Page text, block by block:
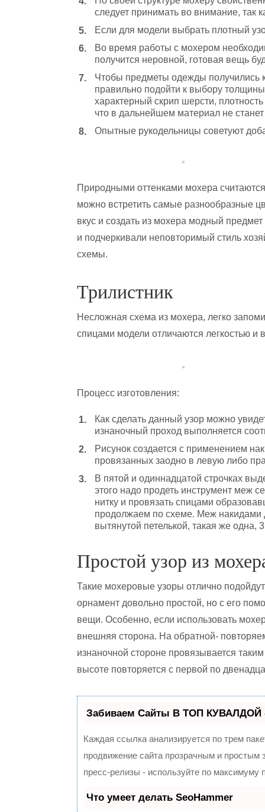
следует принимать во внимание, так
Если для модели выбрать плотный
Во время работы с мохером
получится неровной, готовая вещь
Чтобы предметы одежды получились
правильно подойти к выбору
характерный скрип шерсти,
что в дальнейшем материал не
Опытные рукодельницы советуют
Природными оттенками мохера
можно встретить самые разнообразные
вкус и создать из мохера модный
и подчеркивали неповторимый стиль
схемы.
Трилистник
Несложная схема из мохера, легко
спицами модели отличаются легкостью и
Процесс изготовления:
Как сделать данный узор можно
изнаночный проход выполняется
Рисунок создается с применением
провязанных заодно в левую либо
В пятой и одиннадцатой строчках
этого надо продеть инструмент меж
нитку и провязать спицами
продолжаем по схеме. Меж накидами
вытянутой петелькой, такая же одна,
Простой узор из
Такие мохеровые узоры отлично
орнамент довольно простой, но с его
вещи. Особенно, если использовать
внешняя сторона. На обратной-
изнаночной стороне провязывается
высоте повторяется с первой по
Забиваем Сайты В ТОП КУВАЛДОЙ -
Каждая ссылка анализируется по трем
продвижение сайта прозрачным и
пресс-релизы - используйте по
Что умеет делать SeoHammer